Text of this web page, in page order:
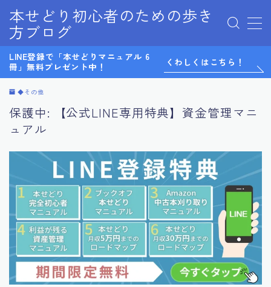
本せどり初心者のための歩き
方ブログ
MENU
0から始めるメルカリ物販
LINE@
LINE登録特典
Twitter
お問い合わせ
サイトマップ
テスト
デモプリセット記事 Part07
プライバシーポリシー
プライバシーポリシー
マンツーマンコンサル感想
利用規約／特定商取引法に基づく表記
有料記事の決済完了ページ
無料ノウハウ
特定商取引法に基づく表記
運営者情報
LINE登録で「本せどりマニュアル 6
冊」無料プレゼント中！
くわしくはこちら！
◆その他
保護中: 【公式LINE専用特典】資金管理マニ
ュアル